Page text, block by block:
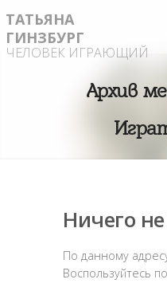
ТАТЬЯНА
ГИНЗБУРГ
ЧЕЛОВЕК ИГРАЮЩИЙ
Архив
Ничего
По данному
Воспользуйтесь